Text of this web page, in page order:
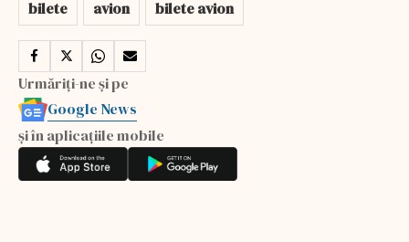
bilete avion bilete avion
Urmăriți-ne și pe
Google News
și în aplicațiile mobile